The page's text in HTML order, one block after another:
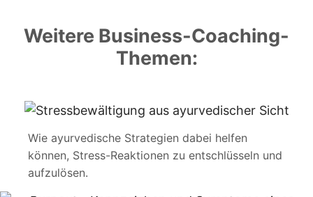
Weitere Business-Coaching-
Themen:
Wie ayurvedische Strategien dabei helfen
können, Stress-Reaktionen zu entschlüsseln und
aufzulösen.